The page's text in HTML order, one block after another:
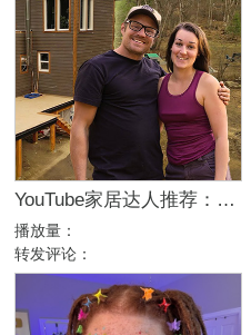
YouTube家居达人推荐：加拿大DIY建筑生活kol博主
播放量：
转发评论：